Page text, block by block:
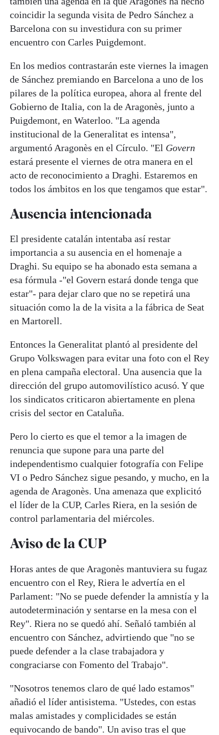
coincidir la segunda visita de Pedro Sánchez a
Barcelona con su investidura con su primer
encuentro con Carles Puigdemont.
En los medios contrastarán este viernes la imagen
de Sánchez premiando en Barcelona a uno de los
pilares de la política europea, ahora al frente del
Gobierno de Italia, con la de Aragonès, junto a
Puigdemont, en Waterloo. "La agenda
institucional de la Generalitat es intensa",
argumentó Aragonès en el Círculo. "El Govern
estará presente el viernes de otra manera en el
acto de reconocimiento a Draghi. Estaremos en
todos los ámbitos en los que tengamos que estar".
Ausencia intencionada
El presidente catalán intentaba así restar
importancia a su ausencia en el homenaje a
Draghi. Su equipo se ha abonado esta semana a
esa fórmula -"el Govern estará donde tenga que
estar"- para dejar claro que no se repetirá una
situación como la de la visita a la fábrica de Seat
en Martorell.
Entonces la Generalitat plantó al presidente del
Grupo Volkswagen para evitar una foto con el Rey
en plena campaña electoral. Una ausencia que la
dirección del grupo automovilístico acusó. Y que
los sindicatos criticaron abiertamente en plena
crisis del sector en Cataluña.
Pero lo cierto es que el temor a la imagen de
renuncia que supone para una parte del
independentismo cualquier fotografía con Felipe
VI o Pedro Sánchez sigue pesando, y mucho, en la
agenda de Aragonès. Una amenaza que explicitó
el líder de la CUP, Carles Riera, en la sesión de
control parlamentaria del miércoles.
Aviso de la CUP
Horas antes de que Aragonès mantuviera su fugaz
encuentro con el Rey, Riera le advertía en el
Parlament: "No se puede defender la amnistía y la
autodeterminación y sentarse en la mesa con el
Rey". Riera no se quedó ahí. Señaló también al
encuentro con Sánchez, advirtiendo que "no se
puede defender a la clase trabajadora y
congraciarse con Fomento del Trabajo".
"Nosotros tenemos claro de qué lado estamos"
añadió el líder antisistema. "Ustedes, con estas
malas amistades y complicidades se están
equivocando de bando". Un aviso tras el que